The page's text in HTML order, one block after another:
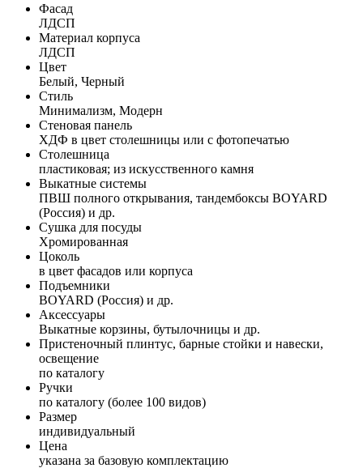
Фасад
ЛДСП
Материал корпуса
ЛДСП
Цвет
Белый, Черный
Стиль
Минимализм, Модерн
Стеновая панель
ХДФ в цвет столешницы или с фотопечатью
Столешница
пластиковая; из искусственного камня
Выкатные системы
ПВШ полного открывания, тандембоксы BOYARD
(Россия) и др.
Сушка для посуды
Хромированная
Цоколь
в цвет фасадов или корпуса
Подъемники
BOYARD (Россия) и др.
Аксессуары
Выкатные корзины, бутылочницы и др.
Пристеночный плинтус, барные стойки и навески,
освещение
по каталогу
Ручки
по каталогу (более 100 видов)
Размер
индивидуальный
Цена
указана за базовую комплектацию